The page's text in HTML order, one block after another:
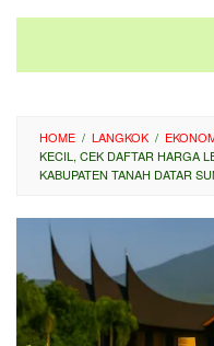
HOME / LANGKOK /
KECIL, CEK DAFTAR HARGA
KABUPATEN TANAH DATAR